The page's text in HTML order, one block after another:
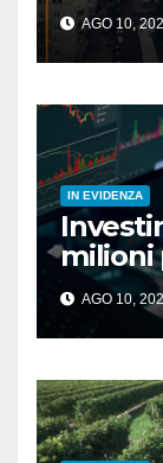
AGO 10,
IN EVIDENZA
milioni
AGO 10,